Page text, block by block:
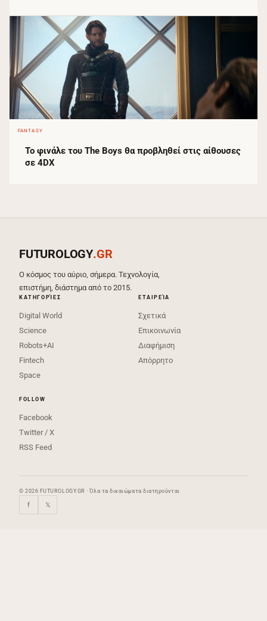
FANTASY
Το φινάλε του The Boys θα προβληθεί στις αίθουσες
σε 4DX
FUTUROLOGY.GR
Ο κόσμος του αύριο, σήμερα. Τεχνολογία,
επιστήμη, διάστημα από το 2015.
ΚΑΤΗΓΟΡΊΕΣ
Digital World
Science
Robots+AI
Fintech
Space
ΕΤΑΙΡΕΊΑ
Σχετικά
Επικοινωνία
Διαφήμιση
Απόρρητο
FOLLOW
Facebook
Twitter / X
RSS Feed
© 2026 FUTUROLOGY.GR · Όλα τα δικαιώματα διατηρούνται
f 𝕏